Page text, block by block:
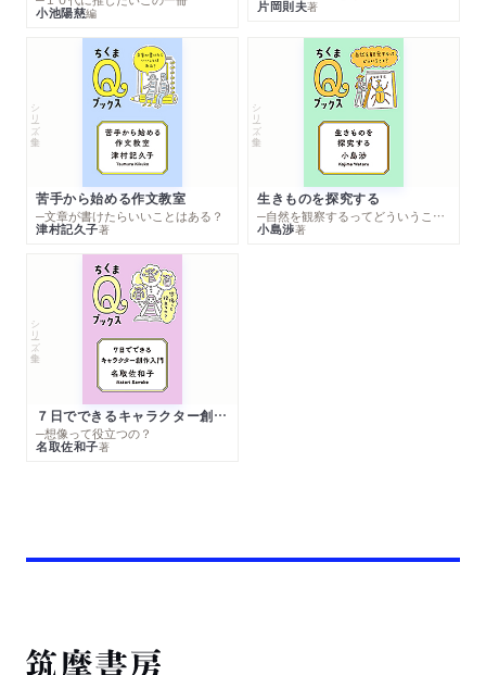
小池陽慈編 片岡則夫著
シリーズ・全集
苦手から始める作文教室
─文章が書けたらいいことはある？
津村記久子著
シリーズ・全集
生きものを探究する
─自然を観察するってどういうこと？
小島渉著
シリーズ・全集
７日でできるキャラクター創作入門
─想像って役立つの？
名取佐和子著